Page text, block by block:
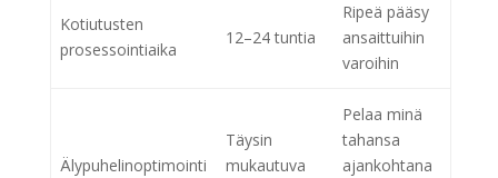
Kotiutusten
prosessointiaika
12–24 tuntia
Ripeä pääsy
ansaittuihin
varoihin
Älypuhelinoptimointi
Täysin
mukautuva
Pelaa minä
tahansa
ajankohtana